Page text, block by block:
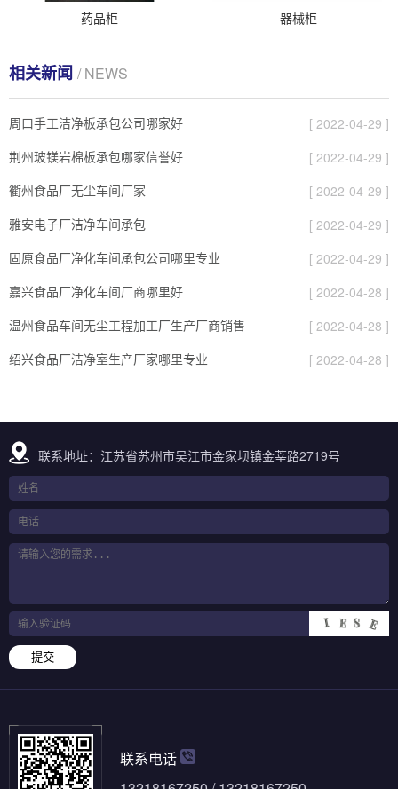
药品柜 器械柜
相关新闻 / NEWS
周口手工洁净板承包公司哪家好
[ 2022-04-29 ]
荆州玻镁岩棉板承包哪家信誉好
[ 2022-04-29 ]
衢州食品厂无尘车间厂家
[ 2022-04-29 ]
雅安电子厂洁净车间承包
[ 2022-04-29 ]
固原食品厂净化车间承包公司哪里专业
[ 2022-04-29 ]
嘉兴食品厂净化车间厂商哪里好
[ 2022-04-28 ]
温州食品车间无尘工程加工厂生产厂商销售
[ 2022-04-28 ]
绍兴食品厂洁净室生产厂家哪里专业
[ 2022-04-28 ]
联系地址：江苏省苏州市吴江市金家坝镇金莘路2719号
提交
联系电话